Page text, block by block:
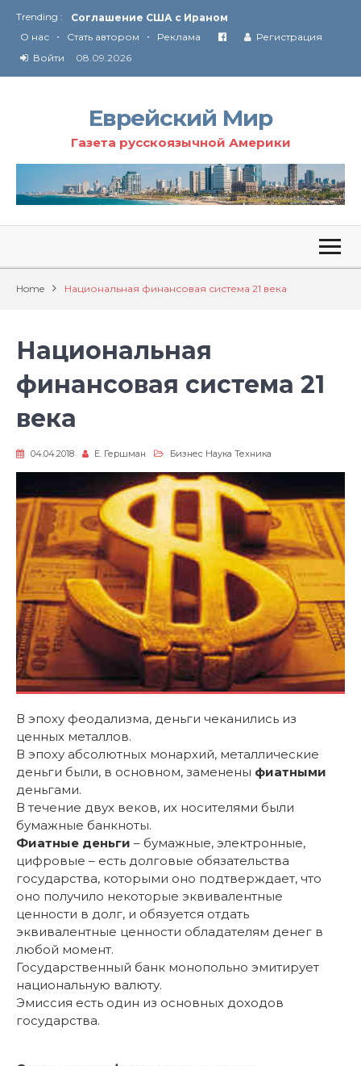
Trending :
Соглашение США с Ираном
Технология Революции в Иране
О нас • Стать автором • Реклама
Регистрация
Войти
08.09.2026
Еврейский Мир
Газета русскоязычной Америки
Home Национальная финансовая система 21 века
Национальная
финансовая система 21
века
04.04.2018 Е. Гершман Бизнес Наука Техника
В эпоху феодализма, деньги чеканились из
ценных металлов.
В эпоху абсолютных монархий, металлические
деньги были, в основном, заменены фиатными
деньгами.
В течение двух веков, их носителями были
бумажные банкноты.
Фиатные деньги – бумажные, электронные,
цифровые – есть долговые обязательства
государства, которыми оно подтверждает, что
оно получило некоторые эквивалентные
ценности в долг, и обязуется отдать
эквивалентные ценности обладателям денег в
любой момент.
Государственный банк монопольно эмитирует
национальную валюту.
Эмиссия есть один из основных доходов
государства.